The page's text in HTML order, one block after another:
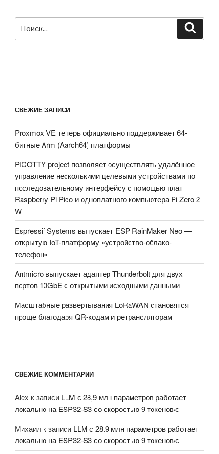
СВЕЖИЕ ЗАПИСИ
Proxmox VE теперь официально поддерживает 64-
битные Arm (Aarch64) платформы
PICOTTY project позволяет осуществлять удалённое
управление несколькими целевыми устройствами по
последовательному интерфейсу с помощью плат
Raspberry Pi Pico и одноплатного компьютера Pi Zero 2
W
Espressif Systems выпускает ESP RainMaker Neo —
открытую IoT-платформу «устройство-облако-
телефон»
Antmicro выпускает адаптер Thunderbolt для двух
портов 10GbE с открытыми исходными данными
Масштабные развертывания LoRaWAN становятся
проще благодаря QR-кодам и ретрансляторам
СВЕЖИЕ КОММЕНТАРИИ
Alex к записи LLM с 28,9 млн параметров работает
локально на ESP32-S3 со скоростью 9 токенов/с
Михаил к записи LLM с 28,9 млн параметров работает
локально на ESP32-S3 со скоростью 9 токенов/с